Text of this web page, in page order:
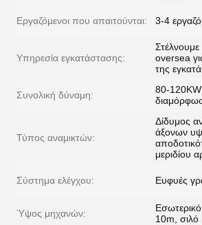
Εργαζόμενοι που απαιτούνται: 3-4
Υπηρεσία εγκατάστασης:
Στέλνουμε
oversea
της
Συνολική δύναμη:
80-
Τύπος αναμικτών:
Δίδυμος
άξονων
μεριδίου
Σύστημα ελέγχου: Ευφυές
Ύψος μηχανών:
10m,